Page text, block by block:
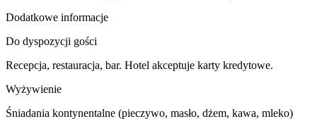
Dodatkowe informacje
Do dyspozycji gości
Recepcja, restauracja, bar. Hotel akceptuje karty kredytowe.
Wyżywienie
Śniadania kontynentalne (pieczywo, masło, dżem, kawa, mleko)